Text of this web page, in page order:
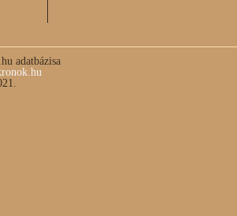
adatbázisa